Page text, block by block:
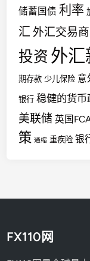
储蓄国债 利率
汇 外汇交易商
投资 外汇
期存款 少儿保险 意
银行 稳健的货币
美联储 英国
策 通缩 重疾险 银
FX110网